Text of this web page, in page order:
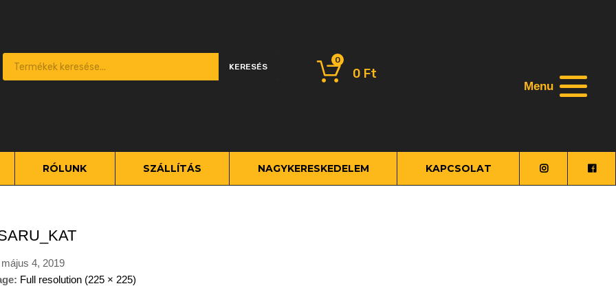
Products search
KERESÉS 0 Ft
0
RÓLUNK SZÁLLÍTÁS NAGYKERESKEDELEM KAPCSOLAT
május 4, 2019
Full resolution (225 × 225)
Menu